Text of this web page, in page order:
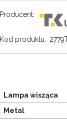
Producent:
Kod produktu:
Lampa wisząca
Metal